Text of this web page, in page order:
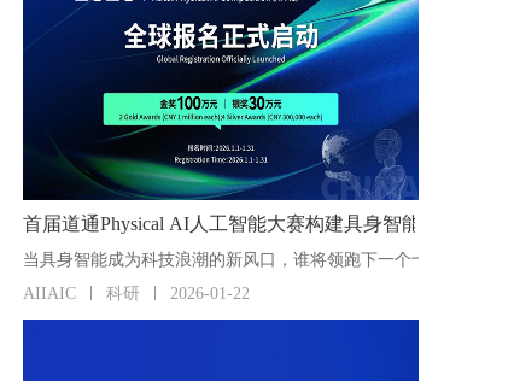
首届道通Physical AI人工智能大赛构建具身智能“人才朋友
AIIAIC 科研 2026-01-22